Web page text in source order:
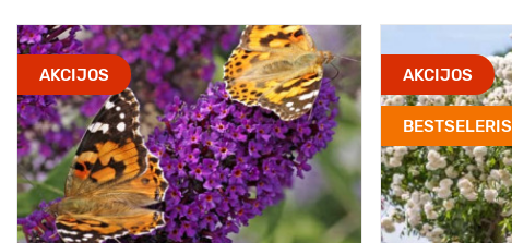
AKCIJOS AKCIJOS
BESTSELERIS